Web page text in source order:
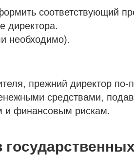
соответствующий
директора.
необходимо).
прежний директор по-
средствами,
и финансовым рискам.